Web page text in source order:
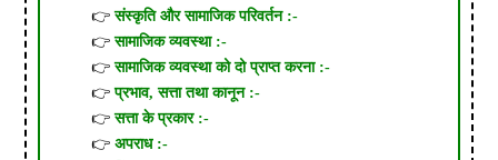
संस्कृति और सामाजिक परिवर्तन :-
सामाजिक व्यवस्था :-
सामाजिक व्यवस्था को दो प्राप्त करना :-
प्रभाव, सत्ता तथा कानून :-
सत्ता के प्रकार :-
अपराध :-